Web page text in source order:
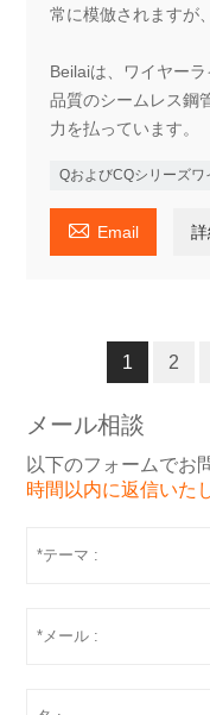
常に模倣されますが
Beilaiは、ワイヤー
品質のシームレス鋼
力を払っています。
QおよびCQシリーズ
 Email
1 2
メール相談
以下のフォームでお
時間以内に返信いた